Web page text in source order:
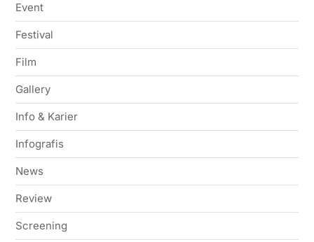
Event
Festival
Film
Gallery
Info & Karier
Infografis
News
Review
Screening